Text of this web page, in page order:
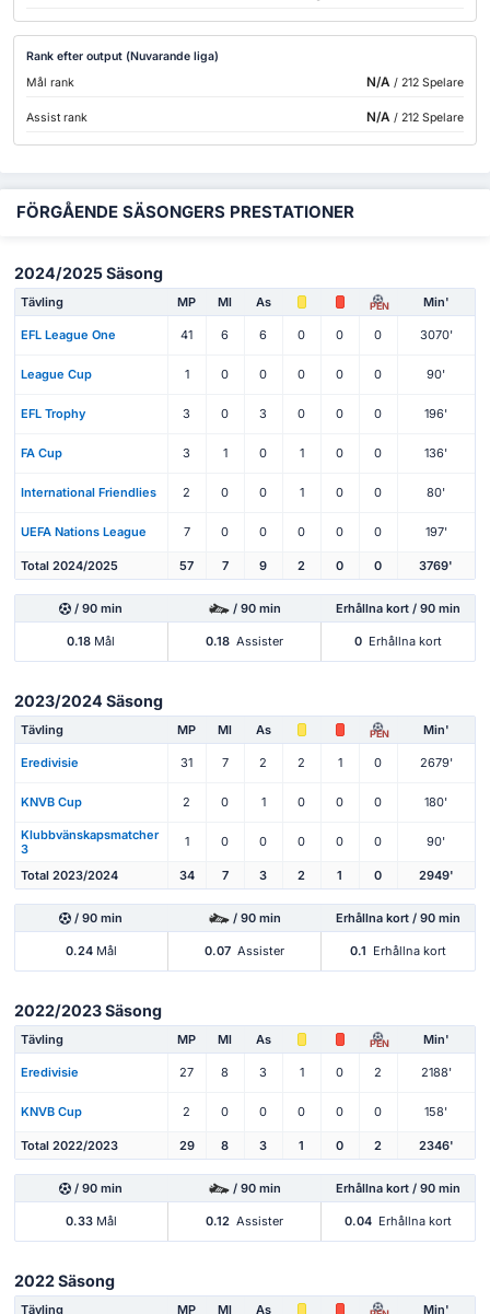
Rank efter output (Nuvarande liga)
Mål rank
N/A / 212 Spelare
Assist rank N/A / 212 Spelare
FÖRGÅENDE SÄSONGERS PRESTATIONER
2024/2025 Säsong
Tävling MP Ml As PEN Min'
EFL League One 41 6 6 0 0 0 3070'
League Cup 1 0 0 0 0 0 90'
EFL Trophy 3 0 3 0 0 0 196'
FA Cup 3 1 0 1 0 0 136'
International Friendlies 2 0 0 1 0 0 80'
UEFA Nations League 7 0 0 0 0 0 197'
Total 2024/2025 57 7 9 2 0 0 3769'
/ 90 min / 90 min Erhållna kort / 90 min
0.18 Mål 0.18 Assister 0 Erhållna kort
2023/2024 Säsong
Tävling MP Ml As PEN Min'
Eredivisie 31 7 2 2 1 0 2679'
KNVB Cup 2 0 1 0 0 0 180'
Klubbvänskapsmatcher
3
1 0 0 0 0 0 90'
Total 2023/2024 34 7 3 2 1 0 2949'
/ 90 min / 90 min Erhållna kort / 90 min
0.24Mål 0.07 Assister 0.1 Erhållna kort
2022/2023 Säsong
Tävling MP Ml As PEN Min'
Eredivisie 27 8 3 1 0 2 2188'
KNVB Cup 2 0 0 0 0 0 158'
Total 2022/2023 29 8 3 1 0 2 2346'
/ 90 min / 90 min Erhållna kort / 90 min
0.33Mål 0.12 Assister 0.04 Erhållna kort
2022 Säsong
Tävling MP Ml As Min'